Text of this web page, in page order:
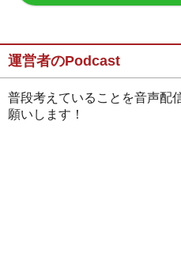
運営者のPodcast
普段考えていることを音声配
願いします！